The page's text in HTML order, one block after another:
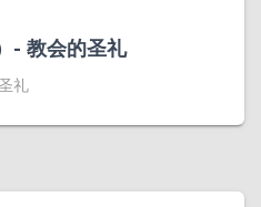
- 教会的圣礼
礼